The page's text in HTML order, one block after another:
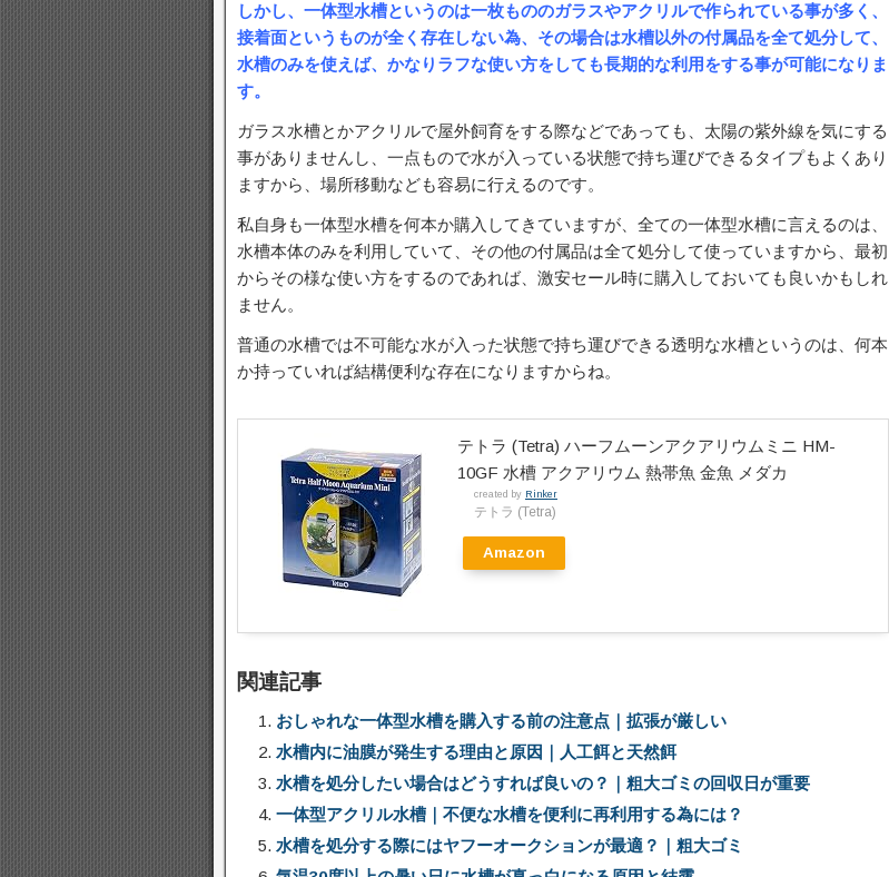
しかし、一体型水槽というのは一枚もののガラスやアクリルで作られている事が多く、
接着面というものが全く存在しない為、その場合は水槽以外の付属品を全て処分して、
水槽のみを使えば、かなりラフな使い方をしても長期的な利用をする事が可能になりま
す。
ガラス水槽とかアクリルで屋外飼育をする際などであっても、太陽の紫外線を気にする
事がありませんし、一点もので水が入っている状態で持ち運びできるタイプもよくあり
ますから、場所移動なども容易に行えるのです。
私自身も一体型水槽を何本か購入してきていますが、全ての一体型水槽に言えるのは、
水槽本体のみを利用していて、その他の付属品は全て処分して使っていますから、最初
からその様な使い方をするのであれば、激安セール時に購入しておいても良いかもしれ
ません。
普通の水槽では不可能な水が入った状態で持ち運びできる透明な水槽というのは、何本
か持っていれば結構便利な存在になりますからね。
テトラ (Tetra) ハーフムーンアクアリウムミニ HM-
10GF 水槽 アクアリウム 熱帯魚 金魚 メダカ
created by Rinker
テトラ (Tetra)
Amazon
関連記事
おしゃれな一体型水槽を購入する前の注意点｜拡張が厳しい
水槽内に油膜が発生する理由と原因｜人工餌と天然餌
水槽を処分したい場合はどうすれば良いの？｜粗大ゴミの回収日が重要
一体型アクリル水槽｜不便な水槽を便利に再利用する為には？
水槽を処分する際にはヤフーオークションが最適？｜粗大ゴミ